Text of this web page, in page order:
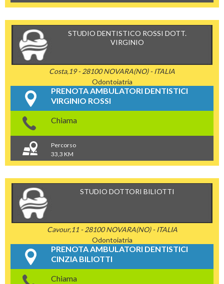
STUDIO DENTISTICO ROSSI DOTT.
VIRGINIO
Costa,19 - 28100 NOVARA(NO) - ITALIA
Odontoiatria
PRENOTA AMBULATORI DENTISTICI
VIRGINIO ROSSI
Chiama
Percorso
33,3 KM
STUDIO DOTTORI BILIOTTI
Cavour,11 - 28100 NOVARA(NO) - ITALIA
Odontoiatria
PRENOTA AMBULATORI DENTISTICI
CINZIA BILIOTTI
Chiama